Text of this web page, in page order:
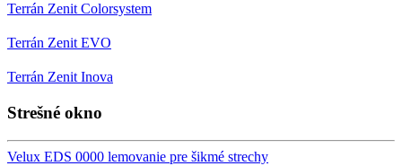
Terrán Zenit Colorsystem
Terrán Zenit EVO
Terrán Zenit Inova
Strešné okno
Velux EDS 0000 lemovanie pre šikmé strechy